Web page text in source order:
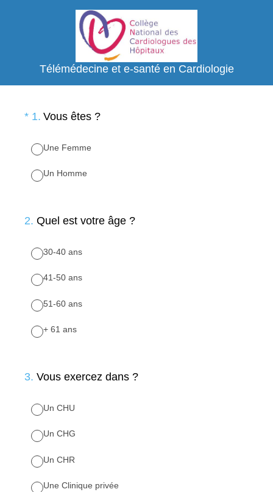
Télémédecine et e-santé en Cardiologie
* 1. Vous êtes ?
(Obligatoire)
Une Femme
Un Homme
2. Quel est votre âge ?
30-40 ans
41-50 ans
51-60 ans
+ 61 ans
3. Vous exercez dans ?
Un CHU
Un CHG
Un CHR
Une Clinique privée